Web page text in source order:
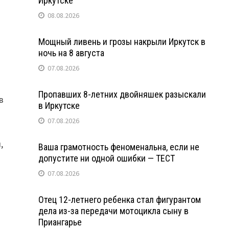
08.08.2026
Мощный ливень и грозы накрыли Иркутск в
ночь на 8 августа
07.08.2026
Пропавших 8-летних двойняшек разыскали
в Иркутске
07.08.2026
Ваша грамотность феноменальна, если не
допустите ни одной ошибки — ТЕСТ
07.08.2026
Отец 12-летнего ребенка стал фигурантом
дела из-за передачи мотоцикла сыну в
Приангарье